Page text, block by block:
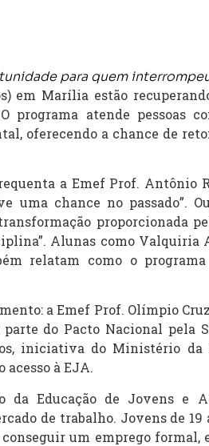
para quem
em Marília estão
programa atende pessoas
oferecendo a chance de
a Emef Prof. Antônio
uma chance no passado”.
proporcionada
Alunas como Valquiria
relatam como o
a Emef Prof. Olímpio
do Pacto Nacional pela
iniciativa do Ministério da
à EJA.
da Educação de Jovens e
de trabalho. Jovens de 19
um emprego formal,